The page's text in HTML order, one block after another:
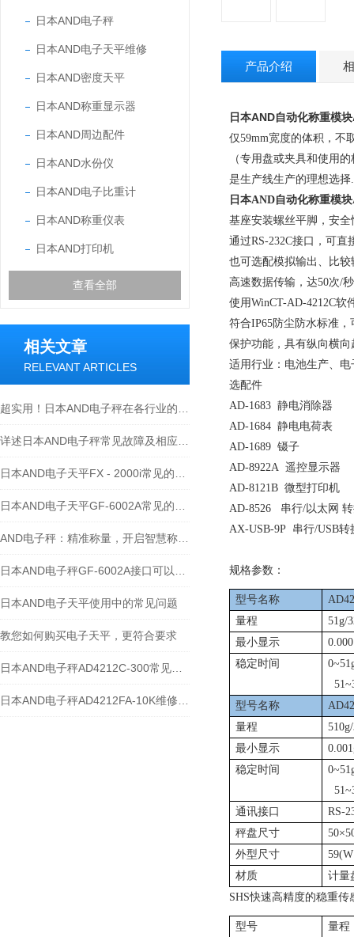
日本AND电子秤
日本AND电子天平维修
日本AND密度天平
日本AND称重显示器
日本AND周边配件
日本AND水份仪
日本AND电子比重计
日本AND称重仪表
日本AND打印机
查看全部
相关文章
RELEVANT ARTICLES
日本AND电子天平使用中的常见问题
教您如何购买电子天平，更符合要求
产品介绍
日本AND自动化称重模
仅59mm宽度的体积，不
（专用盘或夹具和使用
是生产线生产的理想选择.
日本AND自动化称重模块
基座安装螺丝平脚，安全
通过RS-232C接口，可直
也可选配模拟输出、比较
高速数据传输，达50次/
使用WinCT-AD-4212C软
符合IP65防尘防水标准
保护功能，具有纵向横向
适用行业：电池生产、
选配件
AD-1683 静电消除器
AD-1684 静电电荷表
AD-1689 镊子
AD-8922A 遥控显示器
AD-8121B 微型打印机
AD-8526 串行/以太网
AX-USB-9P 串行/USB转
规格参数：
型号名称
量程
51g/
最小显示
稳定时间
型号名称
量程
最小显示
稳定时间
通讯接口
RS-
秤盘尺寸
50×
外型尺寸
材质
计量
SHS快速高精度的稳重传
型号
量程